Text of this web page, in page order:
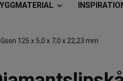
125 x 5,0 x 7,0 x 22,23 mm